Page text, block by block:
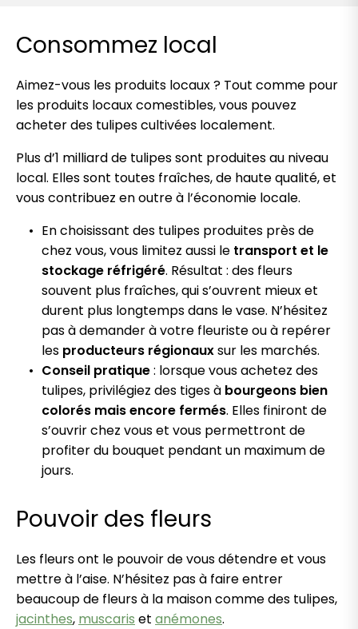
Consommez local
Aimez-vous les produits locaux ? Tout comme pour
les produits locaux comestibles, vous pouvez
acheter des tulipes cultivées localement.
Plus d’1 milliard de tulipes sont produites au niveau
local. Elles sont toutes fraîches, de haute qualité, et
vous contribuez en outre à l’économie locale.
En choisissant des tulipes produites près de
chez vous, vous limitez aussi le transport et le
stockage réfrigéré. Résultat : des fleurs
souvent plus fraîches, qui s’ouvrent mieux et
durent plus longtemps dans le vase. N’hésitez
pas à demander à votre fleuriste ou à repérer
les producteurs régionauxsur les marchés.
Conseil pratique: lorsque vous achetez des
tulipes, privilégiez des tiges à bourgeons bien
colorés mais encore fermés. Elles finiront de
s’ouvrir chez vous et vous permettront de
profiter du bouquet pendant un maximum de
jours.
Pouvoir des fleurs
Les fleurs ont le pouvoir de vous détendre et vous
mettre à l’aise. N’hésitez pas à faire entrer
beaucoup de fleurs à la maison comme des tulipes,
jacinthes, muscaris et anémones.